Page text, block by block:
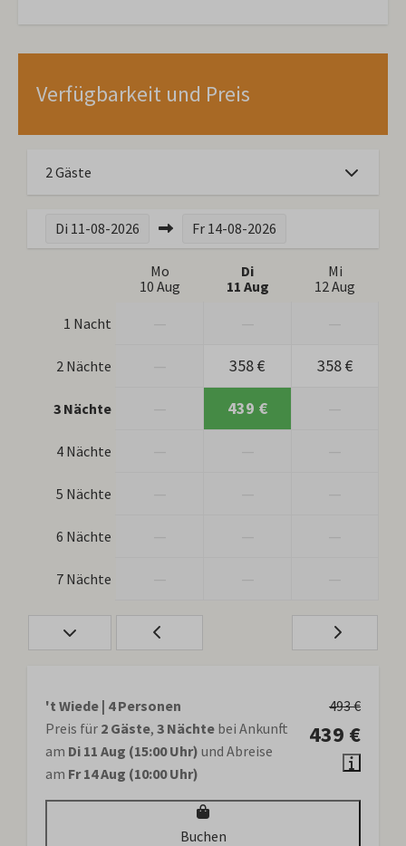
Verfügbarkeit und Preis
2 Gäste
Di 11-08-2026 Fr 14-08-2026
Mo
10 Aug
Di
11 Aug
Mi
12 Aug
1 Nacht
2 Nächte 358 € 358 €
3 Nächte 439 €
4 Nächte
5 Nächte
6 Nächte
7 Nächte
493 €
439 €
't Wiede | 4 Personen
Preis für 2 Gäste, 3 Nächte bei Ankunft
am Di 11 Aug (15:00 Uhr) und Abreise
am Fr 14 Aug (10:00 Uhr)
Buchen